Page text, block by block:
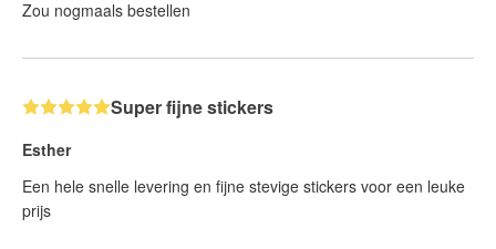
Zou nogmaals bestellen
Super fijne stickers
Esther
Een hele snelle levering en fijne stevige stickers voor een leuke
prijs